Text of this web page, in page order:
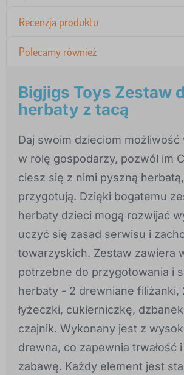
Recenzja produktu
Polecamy również
Bigjigs Toys Zestaw
herbaty z tacą
Daj swoim dzieciom możliwość
w rolę gospodarzy, pozwól im
ciesz się z nimi pyszną
przygotują. Dzięki bogatemu
herbaty dzieci mogą rozwijać
uczyć się zasad serwisu i
towarzyskich. Zestaw zawiera
potrzebne do przygotowania i
herbaty - 2 drewniane filiżanki,
łyżeczki, cukierniczkę,
czajnik. Wykonany jest z
drewna, co zapewnia trwałość i
zabawę. Każdy element jest